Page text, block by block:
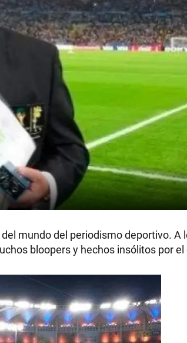
mundo del periodismo deportivo. A
bloopers y hechos insólitos por